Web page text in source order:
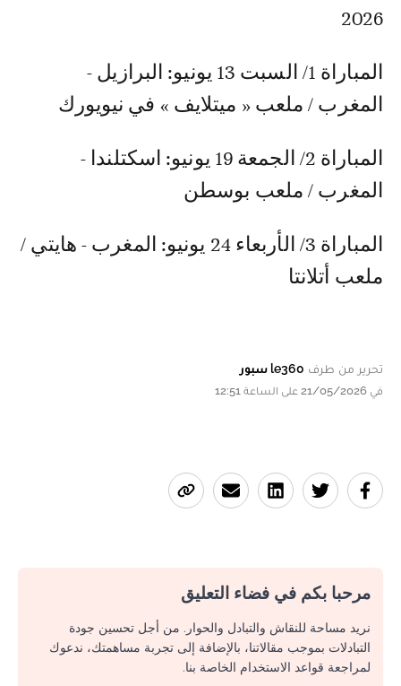
2026
المباراة 1/ السبت 13 يونيو: البرازيل -
المغرب / ملعب « ميتلايف » في نيويورك
المباراة 2/ الجمعة 19 يونيو: اسكتلندا -
المغرب / ملعب بوسطن
المباراة 3/ الأربعاء 24 يونيو: المغرب - هايتي /
ملعب أتلانتا
تحرير من طرف le360 سبور
في 21/05/2026 على الساعة 12:51
مرحبا بكم في فضاء التعليق
نريد مساحة للنقاش والتبادل والحوار. من أجل تحسين جودة
التبادلات بموجب مقالاتنا، بالإضافة إلى تجربة مساهمتك، ندعوك
لمراجعة قواعد الاستخدام الخاصة بنا.